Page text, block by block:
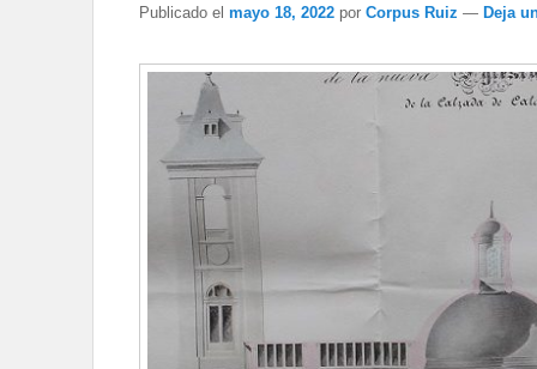
Publicado el mayo 18, 2022 por Corpus Ruiz — Deja